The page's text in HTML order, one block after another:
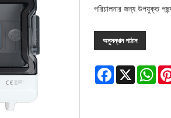
পরিচালনার জন্য উপযুক্ত
অনুসন্ধান পাঠান
Facebook
X